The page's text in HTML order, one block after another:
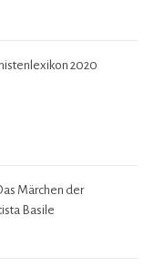
2020
Märchen der
Basile